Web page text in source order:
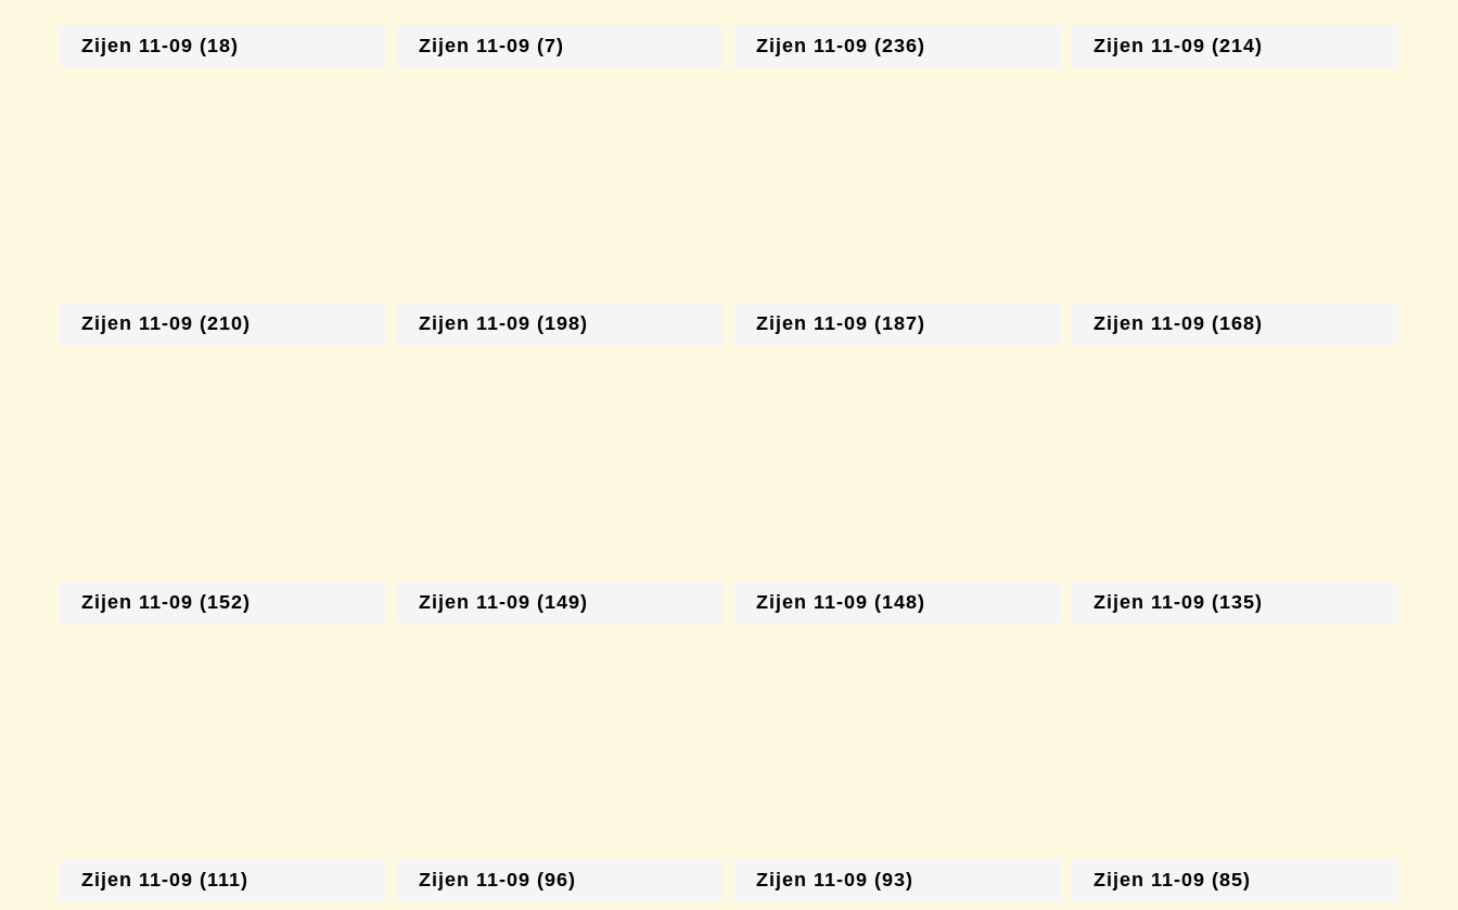
Zijen 11-09 (18)
Zijen 11-09 (210)
Zijen 11-09 (152)
Zijen 11-09 (111)
Zijen 11-09 (7)
Zijen 11-09 (198)
Zijen 11-09 (149)
Zijen 11-09 (96)
Zijen 11-09 (236)
Zijen 11-09 (187)
Zijen 11-09 (148)
Zijen 11-09 (93)
Zijen 11-09 (214)
Zijen 11-09 (168)
Zijen 11-09 (135)
Zijen 11-09 (85)